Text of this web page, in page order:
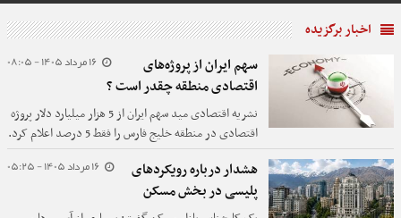
اخبار برگزیده
16 مرداد 1405 - 08:05
سهم ایران از پروژه‌های
اقتصادی منطقه چقدر است ؟
نشریه اقتصادی مید سهم ایران از 5 هزار میلیارد دلار پروژه
اقتصادی در منطقه خلیج فارس را فقط 5 درصد اعلام کرد.
16 مرداد 1405 - 05:25
هشدار درباره رویکردهای
پلیسی در بخش مسکن